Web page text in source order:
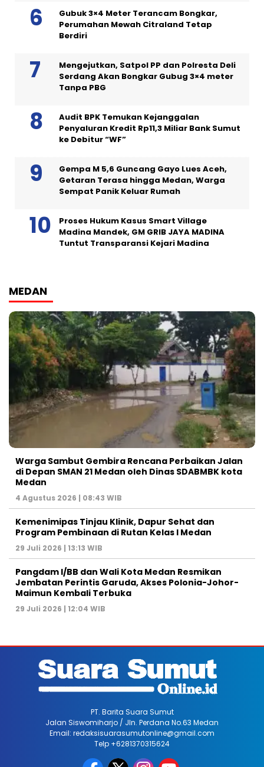
Gubuk 3×4 Meter Terancam Bongkar,
Perumahan Mewah Citraland Tetap
Berdiri
Mengejutkan, Satpol PP dan Polresta Deli
Serdang Akan Bongkar Gubug 3×4 meter
Tanpa PBG
Audit BPK Temukan Kejanggalan
Penyaluran Kredit Rp11,3 Miliar Bank Sumut
ke Debitur “WF”
Gempa M 5,6 Guncang Gayo Lues Aceh,
Getaran Terasa hingga Medan, Warga
Sempat Panik Keluar Rumah
Proses Hukum Kasus Smart Village
Madina Mandek, GM GRIB JAYA MADINA
Tuntut Transparansi Kejari Madina
MEDAN
Warga Sambut Gembira Rencana Perbaikan Jalan
di Depan SMAN 21 Medan oleh Dinas SDABMBK kota
Medan
4 Agustus 2026 | 08:43 WIB
Kemenimipas Tinjau Klinik, Dapur Sehat dan
Program Pembinaan di Rutan Kelas I Medan
29 Juli 2026 | 13:13 WIB
Pangdam I/BB dan Wali Kota Medan Resmikan
Jembatan Perintis Garuda, Akses Polonia-Johor-
Maimun Kembali Terbuka
29 Juli 2026 | 12:04 WIB
PT. Barita Suara Sumut
Jalan Siswomiharjo / Jln. Perdana No.63 Medan
Email: redaksisuarasumutonline@gmail.com
Telp +6281370315624